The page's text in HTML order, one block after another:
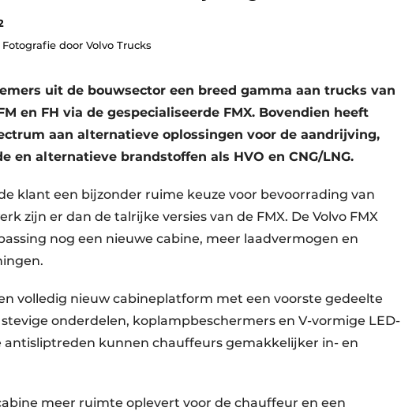
Fotografie door Volvo Trucks
uit de bouwsector een breed gamma aan trucks van
en FH via de gespecialiseerde FMX. Bovendien heeft
aan alternatieve oplossingen voor de aandrijving,
en alternatieve brandstoffen als HVO en CNG/LNG.
klant een bijzonder ruime keuze voor bevoorrading van
zijn er dan de talrijke versies van de FMX. De Volvo FMX
nog een nieuwe cabine, meer laadvermogen en
volledig nieuw cabineplatform met een voorste gedeelte
onderdelen, koplampbeschermers en V-vormige LED-
antisliptreden kunnen chauffeurs gemakkelijker in- en
meer ruimte oplevert voor de chauffeur en een